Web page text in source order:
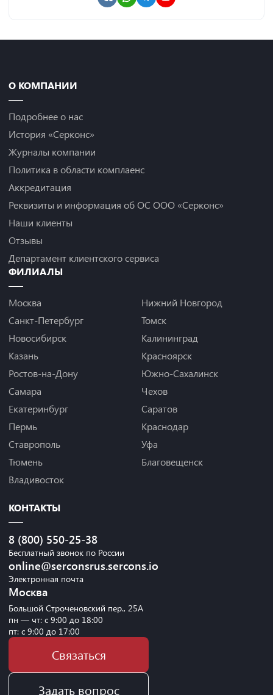
О КОМПАНИИ
Подробнее о нас
История «Серконс»
Журналы компании
Политика в области комплаенс
Аккредитация
Реквизиты и информация об ОС ООО «Серконс»
Наши клиенты
Отзывы
Департамент клиентского сервиса
ФИЛИАЛЫ
Москва
Санкт-Петербург
Новосибирск
Казань
Ростов-на-Дону
Самара
Екатеринбург
Пермь
Ставрополь
Тюмень
Владивосток
Нижний Новгород
Томск
Калининград
Красноярск
Южно-Сахалинск
Чехов
Саратов
Краснодар
Уфа
Благовещенск
КОНТАКТЫ
8 (800) 550-25-38
Бесплатный звонок по России
online@serconsrus.sercons.io
Электронная почта
Москва
Большой Строченовский пер., 25А
пн — чт: с 9:00 до 18:00
пт: с 9:00 до 17:00
Связаться
Задать вопрос